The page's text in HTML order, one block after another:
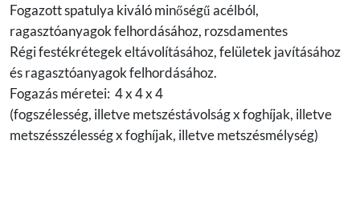
Fogazott spatulya kiváló minőségű acélból,
ragasztóanyagok felhordásához, rozsdamentes
Régi festékrétegek eltávolításához, felületek javításához
és ragasztóanyagok felhordásához.
Fogazás méretei: 4 x 4 x 4
(fogszélesség, illetve metszéstávolság x foghíjak, illetve
metszésszélesség x foghíjak, illetve metszésmélység)